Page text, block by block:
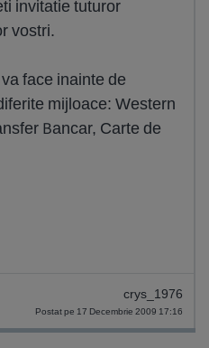
invitatie tuturor
vostri.
face inainte de
mijloace: Western
Bancar, Carte de
crys_1976
Postat pe 17 Decembrie 2009 17:16